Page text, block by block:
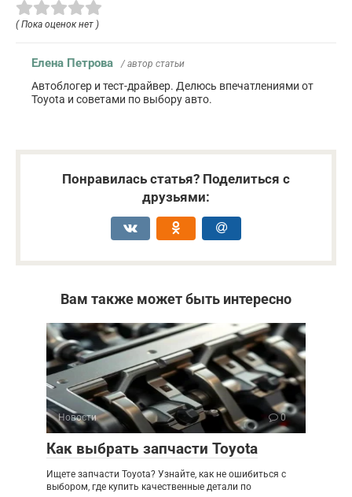
( Пока оценок нет )
Елена Петрова / автор статьи
Автоблогер и тест-драйвер. Делюсь впечатлениями от
Toyota и советами по выбору авто.
Понравилась статья? Поделиться с
друзьями:
Вам также может быть интересно
Новости 0
Как выбрать запчасти Toyota
Ищете запчасти Toyota? Узнайте, как не ошибиться с
выбором, где купить качественные детали по